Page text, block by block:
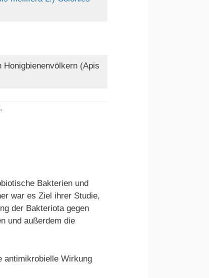
(Apis
Bakterien und
war es Ziel ihrer Studie,
der Bakteriota gegen
und außerdem die
antimikrobielle Wirkung